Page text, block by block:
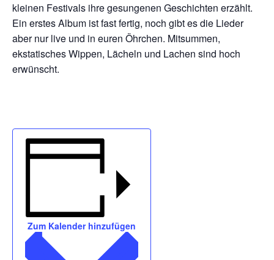
kleinen Festivals ihre gesungenen Geschichten erzählt.
Ein erstes Album ist fast fertig, noch gibt es die Lieder
aber nur live und in euren Öhrchen. Mitsummen,
ekstatisches Wippen, Lächeln und Lachen sind hoch
erwünscht.
Zum Kalender hinzufügen